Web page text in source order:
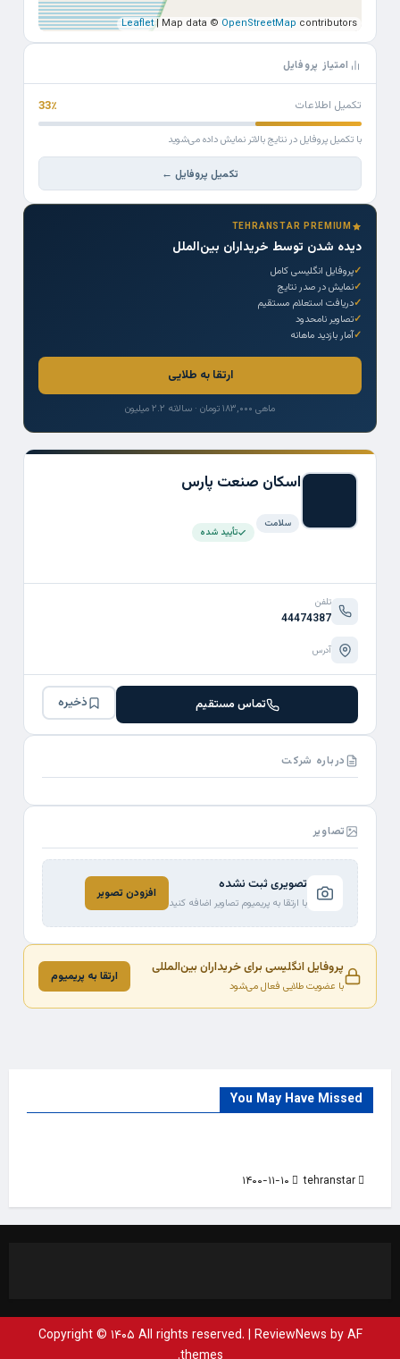
اسکان صنعت پارس
سلامت
تأیید شده
تلفن
44474387
آدرس
تماس مستقیم ذخیره
درباره شرکت
تصاویر
تصویری ثبت نشده
با ارتقا به پریمیوم تصاویر اضافه کنید
افزودن تصویر
پروفایل انگلیسی برای خریداران بین‌المللی
با عضویت طلایی فعال می‌شود
ارتقا به پریمیوم
Leaflet| Map data © OpenStreetMap contributors
امتیاز پروفایل
تکمیل اطلاعات 33٪
با تکمیل پروفایل در نتایج بالاتر نمایش داده می‌شوید
تکمیل پروفایل ←
TEHRANSTAR PREMIUM
دیده شدن توسط خریداران بین‌الملل
پروفایل انگلیسی کامل
نمایش در صدر نتایج
دریافت استعلام مستقیم
تصاویر نامحدود
آمار بازدید ماهانه
ارتقا به طلایی
ماهی ۱۸۳,۰۰۰ تومان · سالانه ۲.۲ میلیون
You May Have Missed
Countries
India
Trade Source
tehranstar
Copyright © ۱۴۰۵ All rights reserved. | ReviewNews by AF